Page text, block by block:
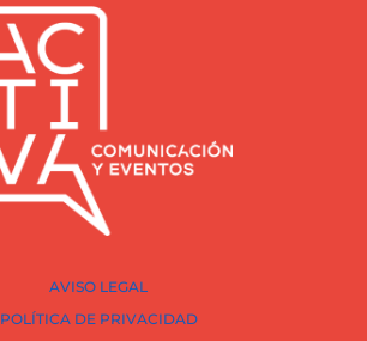
AVISO LEGAL
POLÍTICA DE PRIVACIDAD